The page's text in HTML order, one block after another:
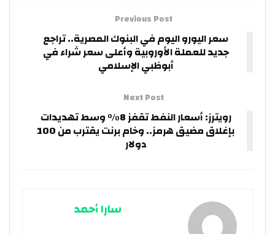
Previous Post
سعر اليورو اليوم في البنوك المصرية.. تراجع
جديد للعملة الأوروبية وأعلى سعر شراء في
أبوظبي الإسلامي
Next Post
رويترز: أسعار النفط تقفز 8% وسط تهديدات
بإغلاق مضيق هرمز.. وخام برنت يقترب من 100
دولار
سارا أحمد